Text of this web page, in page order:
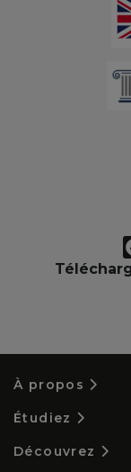
À propos
Étudiez
Découvrez